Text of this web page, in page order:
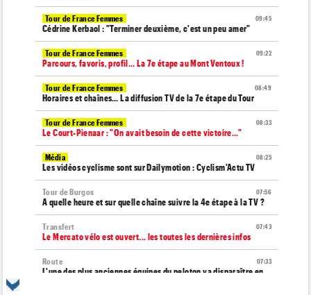
09:45
Tour de France Femmes
Cédrine Kerbaol : "Terminer deuxième, c'est un peu amer"
09:22
Tour de France Femmes
Parcours, favoris, profil… La 7e étape au Mont Ventoux !
08:49
Tour de France Femmes
Horaires et chaînes… La diffusion TV de la 7e étape du Tour
08:33
Tour de France Femmes
Le Court-Pienaar : "On avait besoin de cette victoire..."
08:25
Média
Les vidéos cyclisme sont sur Dailymotion : Cyclism'Actu TV
07:56
Tour de Burgos
A quelle heure et sur quelle chaîne suivre la 4e étape à la TV ?
07:43
Transfert
Le Mercato vélo est ouvert... les toutes les dernières infos
07:33
Route
L'une des plus anciennes équipes du peloton va disparaître en